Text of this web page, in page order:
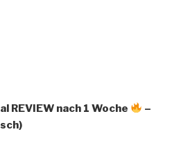
REVIEW nach 1 Woche
–